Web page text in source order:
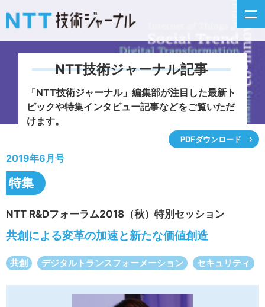
新着情報
イベントカレンダー
問い合わせ
サイトマップ
NTT技術ジャーナル記事
「NTT技術ジャーナル」編集部が注目した最新ト
ピックや特集インタビュー記事などをご覧いただ
けます。
PDFダウンロード
2019年6月号
特集
NTT R&Dフォーラム2018（秋）特別セッション
共創による変革の加速と新たな価値創造
共創 デジタルトランスフォーメーション セキュリティ